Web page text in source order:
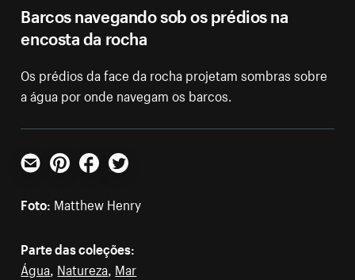
Barcos navegando sob os prédios na
encosta da rocha
Os prédios da face da rocha projetam sombras sobre
a água por onde navegam os barcos.
E-mailPinterestFacebookTwitter
Foto: Matthew Henry
Parte das coleções:
Água, Natureza, Mar